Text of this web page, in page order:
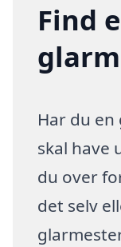
Find
Har du
skal have
du over
det selv